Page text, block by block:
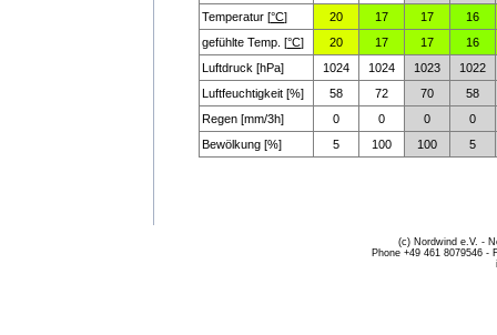
Temperatur [°C] 20 17 17
16
gefühlte Temp. [°C] 20 17 17
16
Luftdruck [hPa]
1024 1024 1023
1022
Luftfeuchtigkeit [%]
58 72 70
58
Regen [mm/3h]
0 0 0
0
Bewölkung [%]
5 100 100 5
(c) Nordwind e.V. -
Phone +49 461 8079546 -